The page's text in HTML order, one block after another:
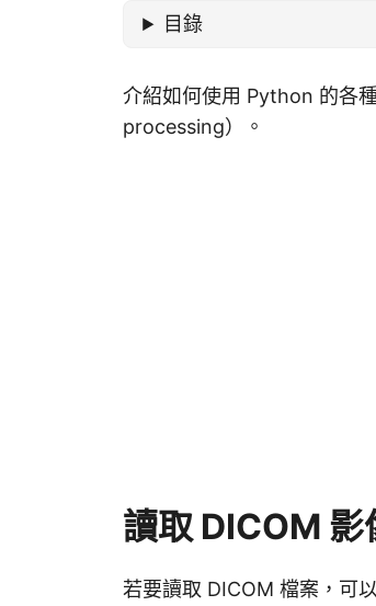
目錄
介紹如何使用 Python 的各
processing）。
讀取 DICOM 影
若要讀取 DICOM 檔案，可